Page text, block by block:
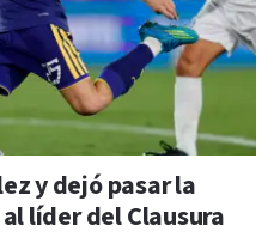
y dejó pasar la
líder del Clausura